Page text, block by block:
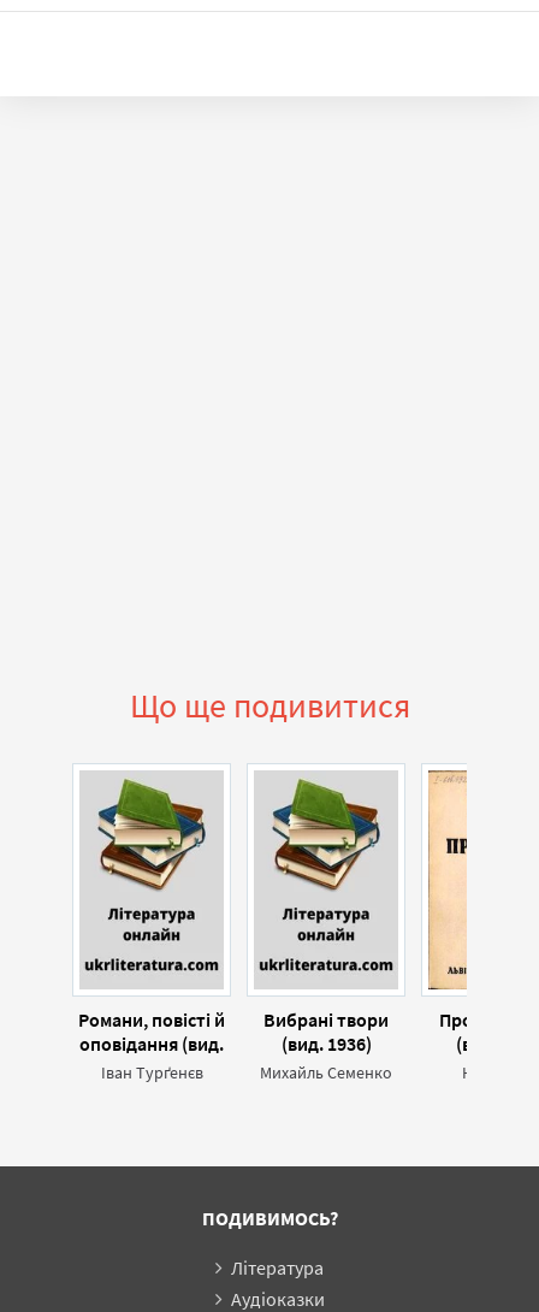
Що ще подивитися
Романи, повісті й
оповідання (вид.
1937)
Іван Турґенєв
Вибрані твори
(вид. 1936)
Михайль Семенко
Прокляті
(вид.
Юрій Клен
ПОДИВИМОСЬ?
Література
Аудіоказки